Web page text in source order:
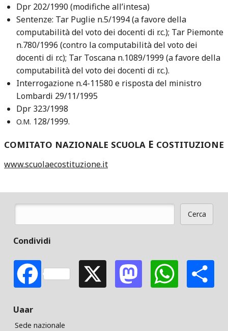
Dpr 202/1990 (modifiche all’intesa)
Sentenze: Tar Puglie n.5/1994 (a favore della
computabilità del voto dei docenti di r.c.); Tar Piemonte
n.780/1996 (contro la computabilità del voto dei
docenti di r.c); Tar Toscana n.1089/1999 (a favore della
computabilità del voto dei docenti di r.c.).
Interrogazione n.4-11580 e risposta del ministro
Lombardi 29/11/1995
Dpr 323/1998
O.M. 128/1999.
COMITATO NAZIONALE SCUOLA E COSTITUZIONE
www.scuolaecostituzione.it
Cerca
Condividi
FacebookX Mastodon
Uaar
Sede nazionale